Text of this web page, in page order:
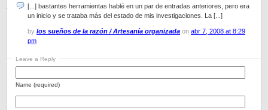
[...] bastantes herramientas hablé en un par de entradas anteriores, pero era
un inicio y se trataba más del estado de mis investigaciones. La [...]
by los sueños de la razón / Artesanía organizada on abr 7, 2008 at 8:29
pm
Leave a Reply
Name (required)